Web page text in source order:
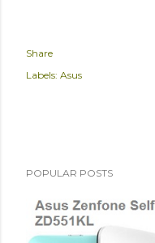
Share
Labels: Asus
POPULAR POSTS